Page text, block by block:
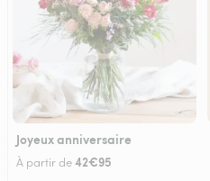
Joyeux anniversaire
À partir de42€95